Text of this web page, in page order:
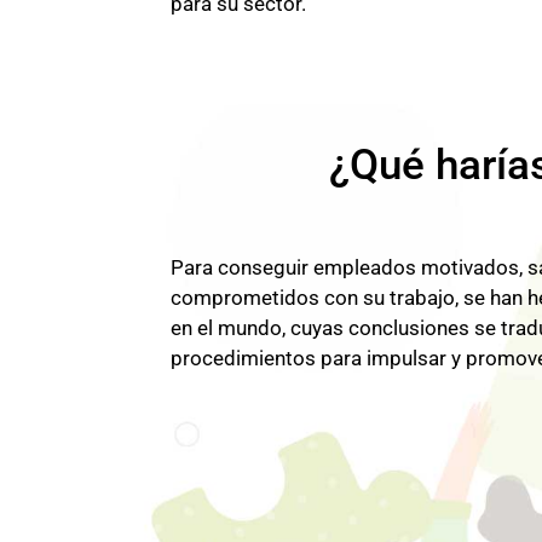
¿Qué
Para conseguir empleados motivados,
comprometidos con su trabajo, se han
en el mundo, cuyas conclusiones se
procedimientos para impulsar y